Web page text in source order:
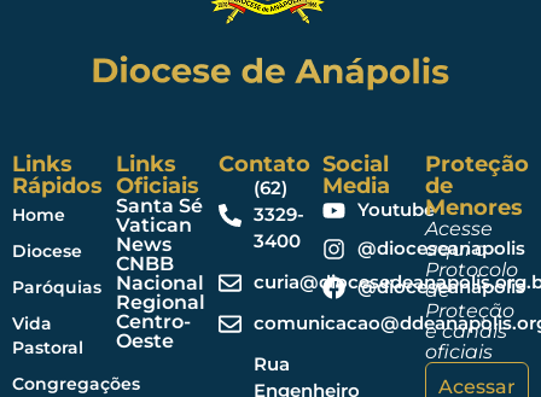
Links
Rápidos
Home
Diocese
Paróquias
Vida
Pastoral
Congregações
Links
Oficiais
Santa Sé
Vatican
News
CNBB
Nacional
Regional
Centro-
Oeste
Contato
(62)
3329-
3400
Rua
Engenheiro
Social
Media
Youtube
@dioceseanapolis
@dioceseanapolis
Proteção
de
Menores
Acesse
aqui o
Protocolo
de
Proteção
e canais
oficiais
Acessar